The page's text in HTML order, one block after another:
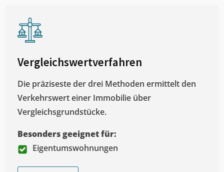
Vergleichswertverfahren
Die präziseste der drei Methoden ermittelt den
Verkehrswert einer Immobilie über
Vergleichsgrundstücke.
Besonders geeignet für:
Eigentumswohnungen